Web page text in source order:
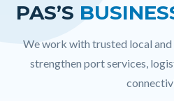
PAS’S
We work with trusted local
strengthen port services,